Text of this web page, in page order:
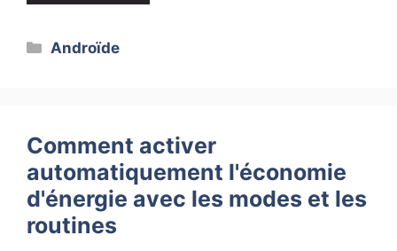
Catégories
Androïde
Comment activer
automatiquement l'économie
d'énergie avec les modes et les
routines